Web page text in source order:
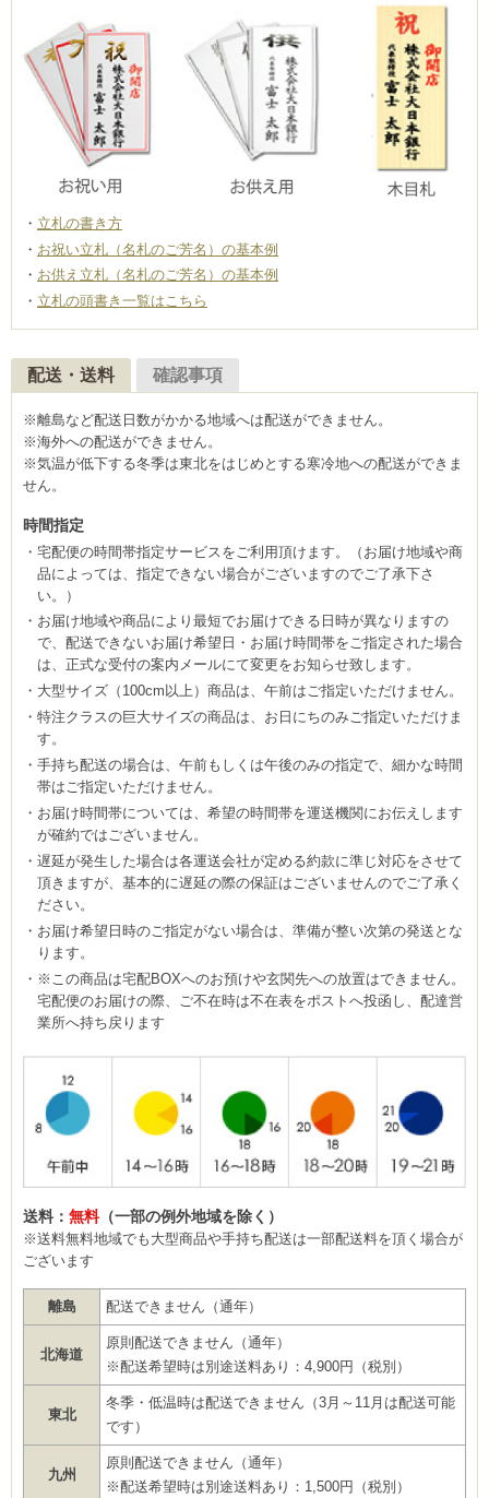
立札の書き方
お祝い立札（名札のご芳名）の基本例
お供え立札（名札のご芳名）の基本例
立札の頭書き一覧はこちら
配送・送料 確認事項
※離島など配送日数がかかる地域へは配送ができません。
※海外への配送ができません。
※気温が低下する冬季は東北をはじめとする寒冷地への配送ができま
せん。
時間指定
宅配便の時間帯指定サービスをご利用頂けます。（お届け地域や商
品によっては、指定できない場合がございますのでご了承下さ
い。）
お届け地域や商品により最短でお届けできる日時が異なりますの
で、配送できないお届け希望日・お届け時間帯をご指定された場合
は、正式な受付の案内メールにて変更をお知らせ致します。
大型サイズ（100cm以上）商品は、午前はご指定いただけません。
特注クラスの巨大サイズの商品は、お日にちのみご指定いただけま
す。
手持ち配送の場合は、午前もしくは午後のみの指定で、細かな時間
帯はご指定いただけません。
お届け時間帯については、希望の時間帯を運送機関にお伝えします
が確約ではございません。
遅延が発生した場合は各運送会社が定める約款に準じ対応をさせて
頂きますが、基本的に遅延の際の保証はございませんのでご了承く
ださい。
お届け希望日時のご指定がない場合は、準備が整い次第の発送とな
ります。
※この商品は宅配BOXへのお預けや玄関先への放置はできません。
宅配便のお届けの際、ご不在時は不在表をポストへ投函し、配達営
業所へ持ち戻ります
送料： 無料（一部の例外地域を除く）
※送料無料地域でも大型商品や手持ち配送は一部配送料を頂く場合が
ございます
離島 配送できません（通年）
北海道
原則配送できません（通年）
※配送希望時は別途送料あり：4,900円（税別）
東北
冬季・低温時は配送できません（3月～11月は配送可能
です）
九州
原則配送できません（通年）
※配送希望時は別途送料あり：1,500円（税別）